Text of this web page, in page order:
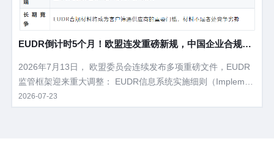
EUDR倒计时5个月！欧盟连发重磅新规，中国企业合规路
2026年7月13日， 欧盟委员会连续发布多项重磅文件，EUDR
监管框架迎来重大调整： EUDR信息系统实施细则（Implemen
ting Regulation）‍——对DDS（尽职调查声明）的提交、审
2026-07-23